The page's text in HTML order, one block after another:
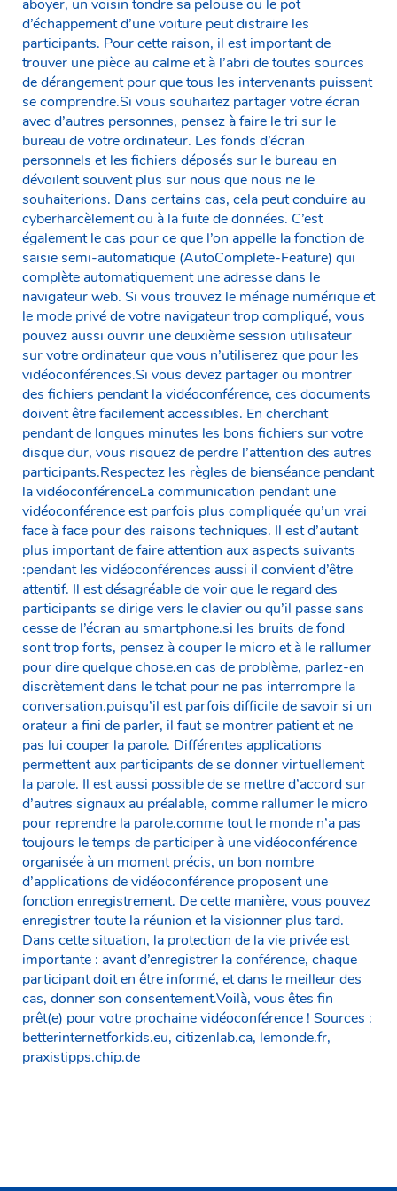
aboyer, un voisin tondre sa pelouse ou le pot
d’échappement d’une voiture peut distraire les
participants. Pour cette raison, il est important de
trouver une pièce au calme et à l’abri de toutes sources
de dérangement pour que tous les intervenants puissent
se comprendre.Si vous souhaitez partager votre écran
avec d’autres personnes, pensez à faire le tri sur le
bureau de votre ordinateur. Les fonds d’écran
personnels et les fichiers déposés sur le bureau en
dévoilent souvent plus sur nous que nous ne le
souhaiterions. Dans certains cas, cela peut conduire au
cyberharcèlement ou à la fuite de données. C’est
également le cas pour ce que l’on appelle la fonction de
saisie semi-automatique (AutoComplete-Feature) qui
complète automatiquement une adresse dans le
navigateur web. Si vous trouvez le ménage numérique et
le mode privé de votre navigateur trop compliqué, vous
pouvez aussi ouvrir une deuxième session utilisateur
sur votre ordinateur que vous n’utiliserez que pour les
vidéoconférences.Si vous devez partager ou montrer
des fichiers pendant la vidéoconférence, ces documents
doivent être facilement accessibles. En cherchant
pendant de longues minutes les bons fichiers sur votre
disque dur, vous risquez de perdre l’attention des autres
participants.Respectez les règles de bienséance pendant
la vidéoconférenceLa communication pendant une
vidéoconférence est parfois plus compliquée qu’un vrai
face à face pour des raisons techniques. Il est d’autant
plus important de faire attention aux aspects suivants
:pendant les vidéoconférences aussi il convient d’être
attentif. Il est désagréable de voir que le regard des
participants se dirige vers le clavier ou qu’il passe sans
cesse de l’écran au smartphone.si les bruits de fond
sont trop forts, pensez à couper le micro et à le rallumer
pour dire quelque chose.en cas de problème, parlez-en
discrètement dans le tchat pour ne pas interrompre la
conversation.puisqu’il est parfois difficile de savoir si un
orateur a fini de parler, il faut se montrer patient et ne
pas lui couper la parole. Différentes applications
permettent aux participants de se donner virtuellement
la parole. Il est aussi possible de se mettre d’accord sur
d’autres signaux au préalable, comme rallumer le micro
pour reprendre la parole.comme tout le monde n’a pas
toujours le temps de participer à une vidéoconférence
organisée à un moment précis, un bon nombre
d’applications de vidéoconférence proposent une
fonction enregistrement. De cette manière, vous pouvez
enregistrer toute la réunion et la visionner plus tard.
Dans cette situation, la protection de la vie privée est
importante : avant d’enregistrer la conférence, chaque
participant doit en être informé, et dans le meilleur des
cas, donner son consentement.Voilà, vous êtes fin
prêt(e) pour votre prochaine vidéoconférence ! Sources :
betterinternetforkids.eu, citizenlab.ca, lemonde.fr,
praxistipps.chip.de